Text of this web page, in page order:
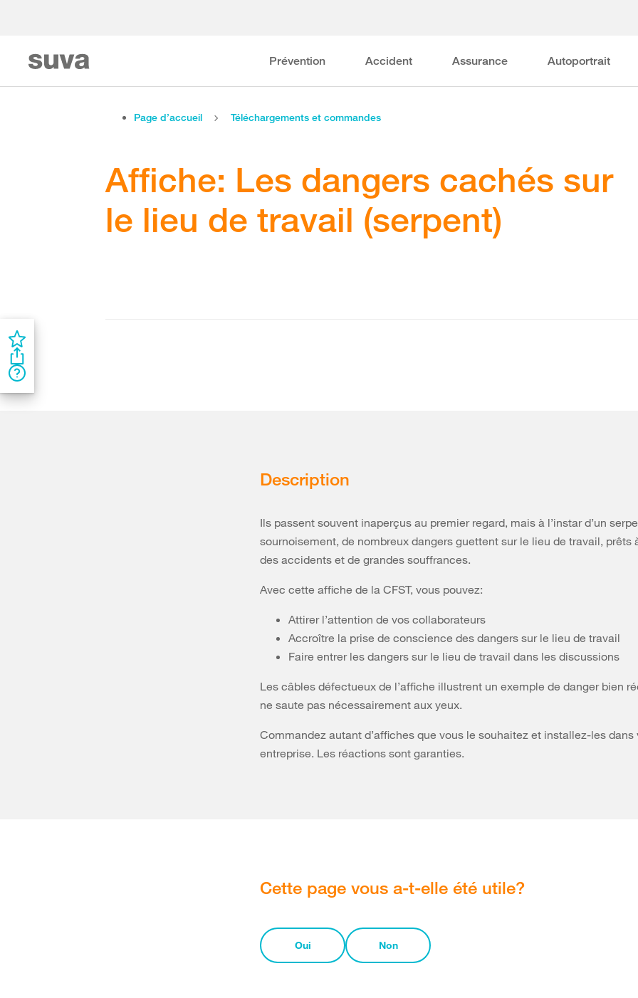
Prévention Accident Assurance Autoportrait
Page d’accueil Téléchargements et commandes
Affiche: Les dangers cachés sur
le lieu de travail (serpent)
Description
Ils passent souvent inaperçus au premier regard, mais à l’instar d’un
sournoisement, de nombreux dangers guettent sur le lieu de travail, prêts
des accidents et de grandes souffrances.
Avec cette affiche de la CFST, vous pouvez:
Attirer l’attention de vos collaborateurs
Accroître la prise de conscience des dangers sur le lieu de travail
Faire entrer les dangers sur le lieu de travail dans les discussions
Les câbles défectueux de l’affiche illustrent un exemple de danger bien
ne saute pas nécessairement aux yeux.
Commandez autant d’affiches que vous le souhaitez et installez-les dans
entreprise. Les réactions sont garanties.
Cette page vous a-t-elle été utile?
Oui Non